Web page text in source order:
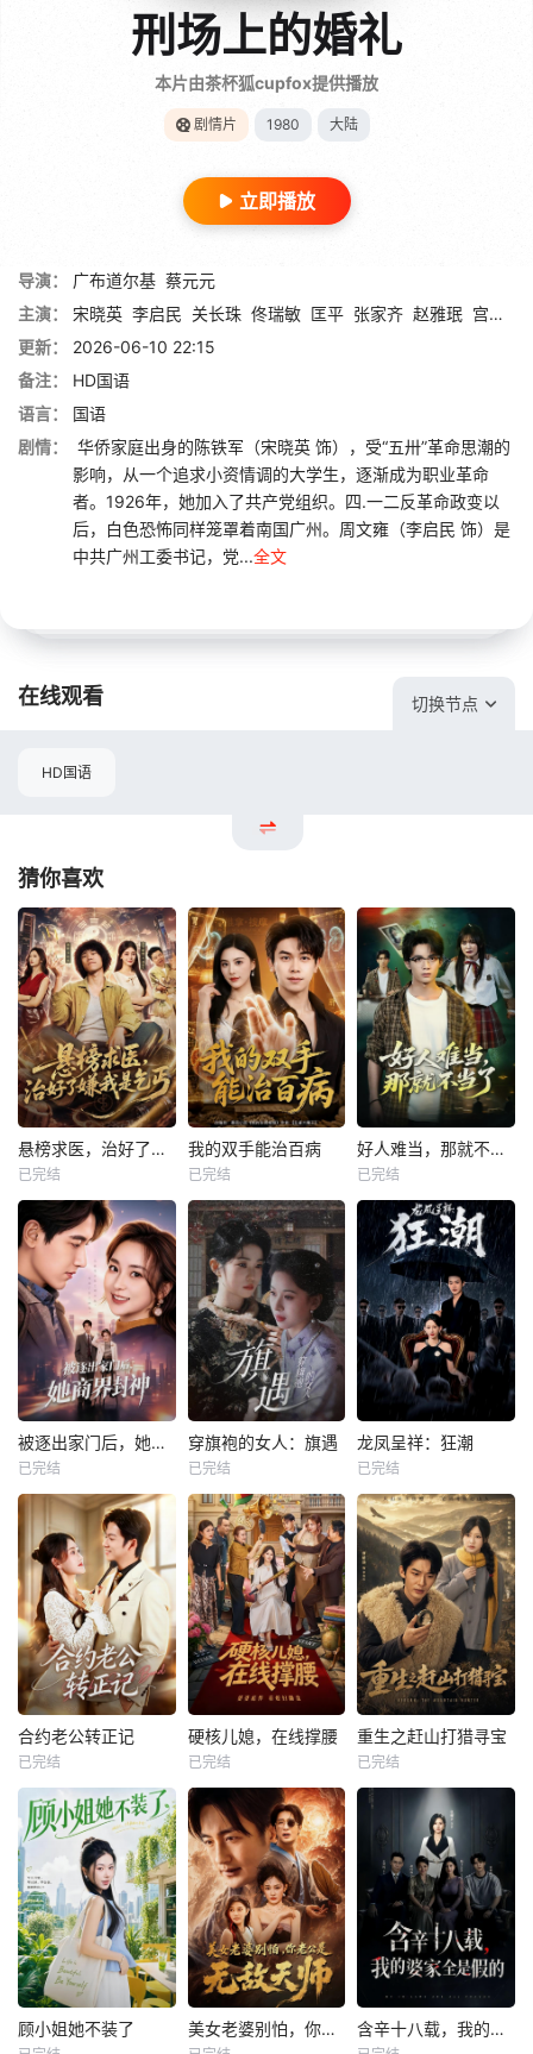
刑场上的婚礼
本片由茶杯狐cupfox提供播放
剧情片 1980 大陆
立即播放
导演： 广布道尔基 蔡元元
主演：
宋晓英 李启民 关长珠 佟瑞敏 匡平 张家齐 赵雅珉 宫喜斌
更新：
2026-06-10 22:15
备注：
HD国语
语言：
国语
剧情：
华侨家庭出身的陈铁军（宋晓英 饰），受“五卅”革命思潮的
影响，从一个追求小资情调的大学生，逐渐成为职业革命
者。1926年，她加入了共产党组织。四.一二反革命政变以
后，白色恐怖同样笼罩着南国广州。周文雍（李启民 饰）是
中共广州工委书记，党...全文
在线观看 切换节点
HD国语
猜你喜欢
悬榜求医，治好了嫌我是乞丐
已完结
我的双手能治百病
已完结
好人难当，那就不当了
已完结
被逐出家门后，她商界封神
已完结
穿旗袍的女人：旗遇
已完结
龙凤呈祥：狂潮
已完结
合约老公转正记
已完结
硬核儿媳，在线撑腰
已完结
重生之赶山打猎寻宝
已完结
顾小姐她不装了 美女老婆别怕，你老公是无敌天师 含辛十八载，我的婆家全是假的